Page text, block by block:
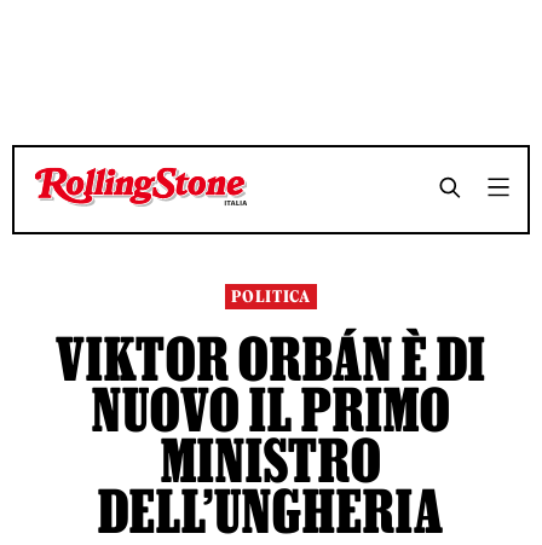
TEMPO DI LETTURA 4 MINUTI SHARE
TEMPO DI LETTURA 4 MINUTI SHARE
POLITICA
VIKTOR ORBÁN È DI
NUOVO IL PRIMO
MINISTRO
DELL’UNGHERIA